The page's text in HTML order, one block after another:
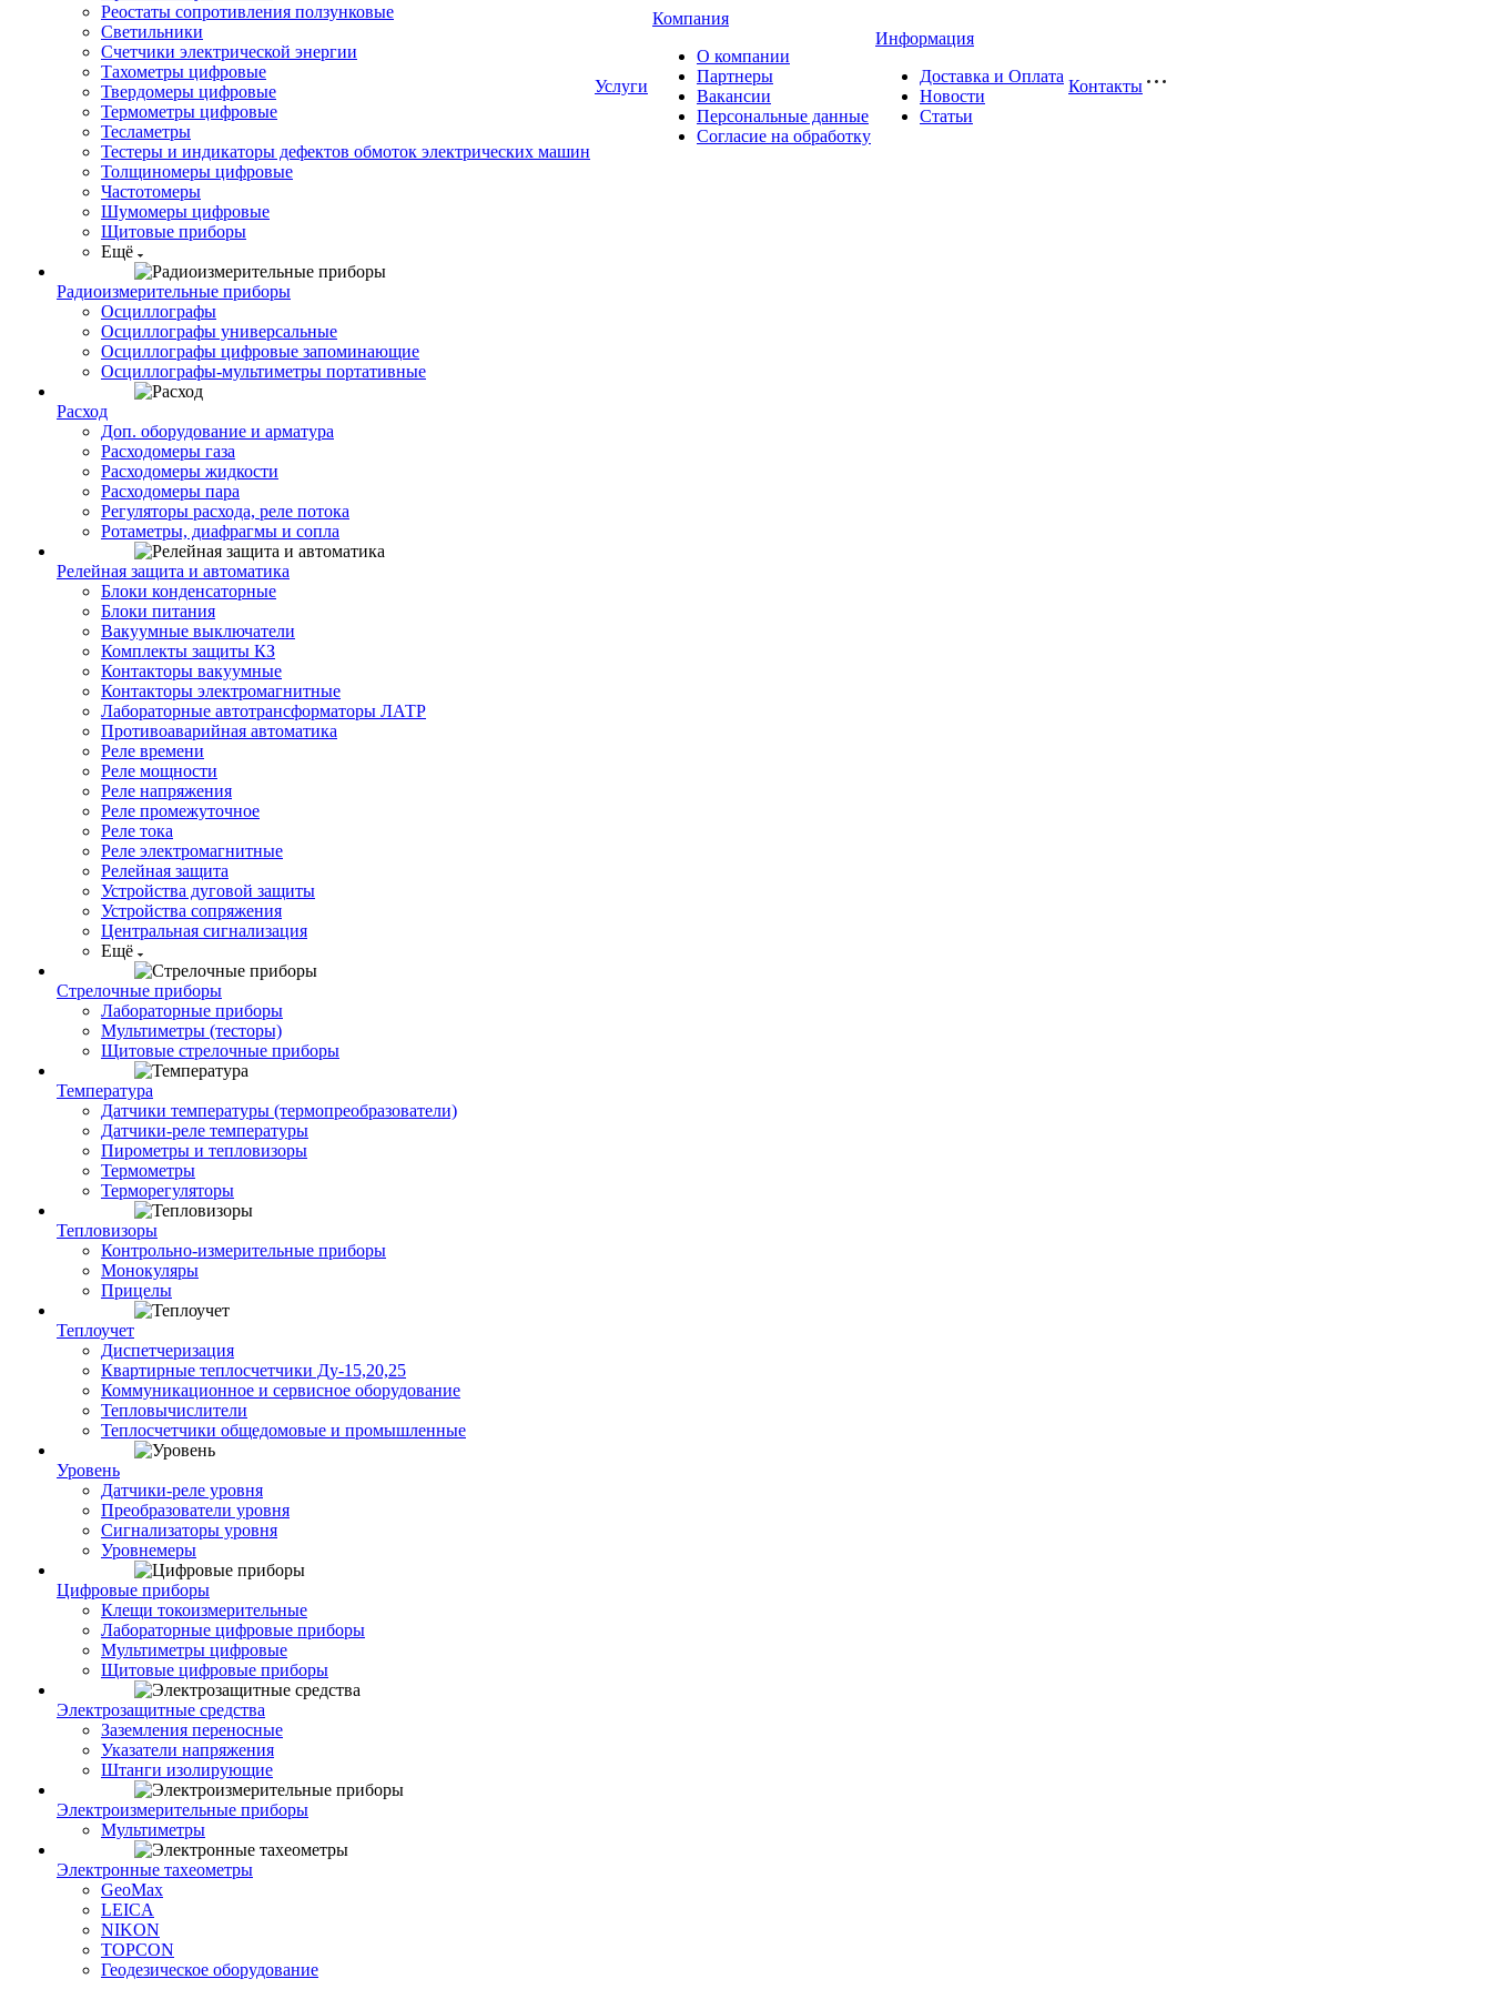
Реостаты сопротивления ползунковые
Светильники
Счетчики электрической энергии
Тахометры цифровые
Твердомеры цифровые
Термометры цифровые
Тесламетры
Тестеры и индикаторы дефектов обмоток электрических машин
Толщиномеры цифровые
Частотомеры
Шумомеры цифровые
Щитовые приборы
Ещё
Радиоизмерительные приборы
Осциллографы
Осциллографы универсальные
Осциллографы цифровые запоминающие
Осциллографы-мультиметры портативные
Расход
Доп. оборудование и арматура
Расходомеры газа
Расходомеры жидкости
Расходомеры пара
Регуляторы расхода, реле потока
Ротаметры, диафрагмы и сопла
Релейная защита и автоматика
Блоки конденсаторные
Блоки питания
Вакуумные выключатели
Комплекты защиты КЗ
Контакторы вакуумные
Контакторы электромагнитные
Лабораторные автотрансформаторы ЛАТР
Противоаварийная автоматика
Реле времени
Реле мощности
Реле напряжения
Реле промежуточное
Реле тока
Реле электромагнитные
Релейная защита
Устройства дуговой защиты
Устройства сопряжения
Центральная сигнализация
Ещё
Стрелочные приборы
Лабораторные приборы
Мультиметры (тесторы)
Щитовые стрелочные приборы
Температура
Датчики температуры (термопреобразователи)
Датчики-реле температуры
Пирометры и тепловизоры
Термометры
Терморегуляторы
Тепловизоры
Контрольно-измерительные приборы
Монокуляры
Прицелы
Теплоучет
Диспетчеризация
Квартирные теплосчетчики Ду-15,20,25
Коммуникационное и сервисное оборудование
Тепловычислители
Теплосчетчики общедомовые и промышленные
Уровень
Датчики-реле уровня
Преобразователи уровня
Сигнализаторы уровня
Уровнемеры
Цифровые приборы
Клещи токоизмерительные
Лабораторные цифровые приборы
Мультиметры цифровые
Щитовые цифровые приборы
Электрозащитные средства
Заземления переносные
Указатели напряжения
Штанги изолирующие
Электроизмерительные приборы
Мультиметры
Электронные тахеометры
GeoMax
LEICA
NIKON
TOPCON
Геодезическое оборудование
Услуги
Компания
О компании
Партнеры
Вакансии
Персональные данные
Согласие на обработку
Информация
Доставка и Оплата
Новости
Статьи
Контакты